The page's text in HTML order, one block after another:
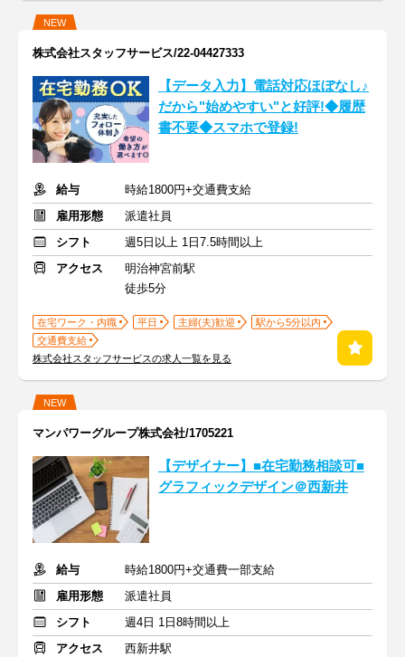
NEW
株式会社スタッフサービス/22-04427333
【データ入力】電話対応ほぼなし♪
だから"始めやすい"と好評!◆履歴
書不要◆スマホで登録!
給与
時給1800円+交通費支給
雇用形態
派遣社員
シフト
週5日以上 1日7.5時間以上
アクセス
明治神宮前駅
徒歩5分
在宅ワーク・内職 平日 主婦(夫)歓迎
駅から5分以内
交通費支給
株式会社スタッフサービスの求人一覧を見る
NEW
マンパワーグループ株式会社/1705221
【デザイナー】■在宅勤務相談可■
グラフィックデザイン＠西新井
給与
時給1800円+交通費一部支給
雇用形態
派遣社員
シフト
週4日 1日8時間以上
アクセス
西新井駅